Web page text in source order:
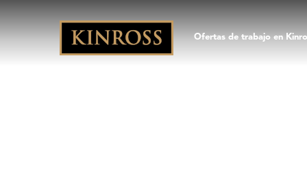
Ofertas de trabajo en